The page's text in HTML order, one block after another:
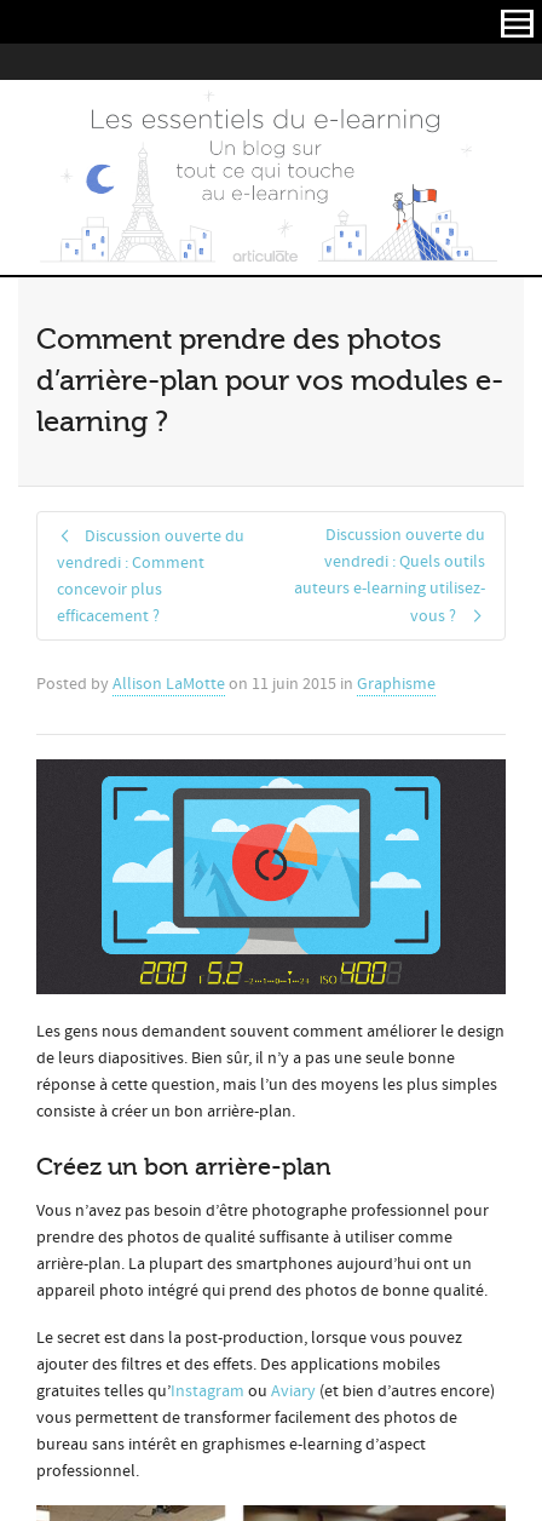
Comment prendre des photos
d’arrière-plan pour vos modules e-
learning ?
Discussion ouverte du
vendredi : Comment
concevoir plus
efficacement ?
Discussion ouverte du
vendredi : Quels outils
auteurs e-learning utilisez-
vous ?
Posted by Allison LaMotteon 11 juin 2015 in Graphisme
Les gens nous demandent souvent comment améliorer le design
de leurs diapositives. Bien sûr, il n’y a pas une seule bonne
réponse à cette question, mais l’un des moyens les plus simples
consiste à créer un bon arrière-plan.
Créez un bon arrière-plan
Vous n’avez pas besoin d’être photographe professionnel pour
prendre des photos de qualité suffisante à utiliser comme
arrière-plan. La plupart des smartphones aujourd’hui ont un
appareil photo intégré qui prend des photos de bonne qualité.
Le secret est dans la post-production, lorsque vous pouvez
ajouter des filtres et des effets. Des applications mobiles
gratuites telles qu’Instagram ou Aviary (et bien d’autres encore)
vous permettent de transformer facilement des photos de
bureau sans intérêt en graphismes e-learning d’aspect
professionnel.